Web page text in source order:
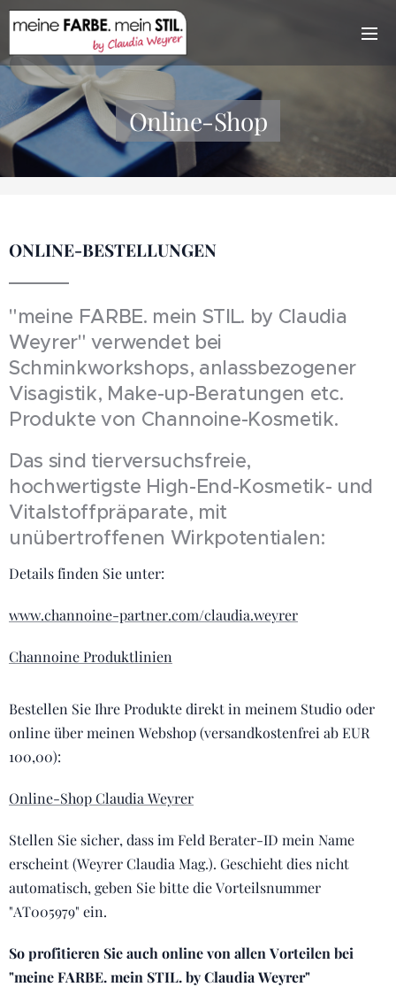
Online-Shop
ONLINE-BESTELLUNGEN
"meine FARBE. mein STIL. by Claudia
Weyrer" verwendet bei
Schminkworkshops, anlassbezogener
Visagistik, Make-up-Beratungen etc.
Produkte von Channoine-Kosmetik.
Das sind tierversuchsfreie,
hochwertigste High-End-Kosmetik- und
Vitalstoffpräparate, mit
unübertroffenen Wirkpotentialen:
Details finden Sie unter:
www.channoine-partner.com/claudia.weyrer
Channoine Produktlinien
Bestellen Sie Ihre Produkte direkt in meinem Studio oder
online über meinen Webshop (versandkostenfrei ab EUR
100,00):
Online-Shop Claudia Weyrer
Stellen Sie sicher, dass im Feld Berater-ID mein Name
erscheint (Weyrer Claudia Mag.). Geschieht dies nicht
automatisch, geben Sie bitte die Vorteilsnummer
"AT005979" ein.
So profitieren Sie auch online von allen Vorteilen bei
"meine FARBE. mein STIL. by Claudia Weyrer"